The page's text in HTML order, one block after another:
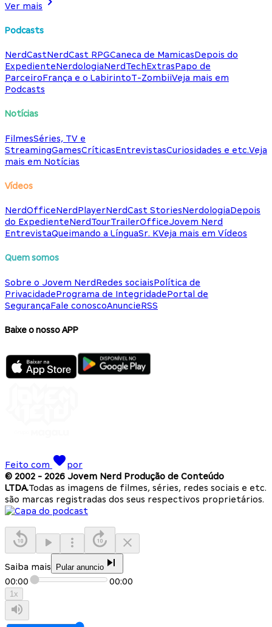
Ver mais
Podcasts
NerdCastNerdCast RPGCaneca de MamicasDepois do
ExpedienteNerdologiaNerdTechExtrasPapo de
ParceiroFrança e o LabirintoT-ZombiiVeja mais em
Podcasts
Notícias
FilmesSéries, TV e
StreamingGamesCríticasEntrevistasCuriosidades e etc.Veja
mais em Notícias
Vídeos
NerdOfficeNerdPlayerNerdCast StoriesNerdologiaDepois
do ExpedienteNerdTourTrailerOfficeJovem Nerd
EntrevistaQueimando a LínguaSr. KVeja mais em Vídeos
Quem somos
Sobre o Jovem NerdRedes sociaisPolítica de
PrivacidadePrograma de IntegridadePortal de
SegurançaFale conoscoAnuncieRSS
Baixe o nosso APP
Feito com
por
© 2002 - 2026 Jovem Nerd Produção de Conteúdo
LTDA.Todas as imagens de filmes, séries, redes sociais e etc.
são marcas registradas dos seus respectivos proprietários.
Saiba mais Pular anuncio
00:00 00:00
1x